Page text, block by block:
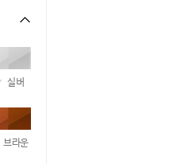
실버
브라운